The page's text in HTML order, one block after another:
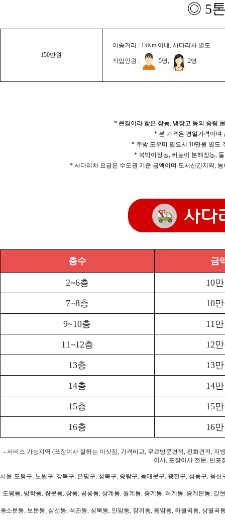
◎ 5
150만원
이송거리 : 15Km 이내, 사다리차 별도
작업인원 : 5명, 2명
* 큰짐이라 함은 장농, 냉장고 등의 중량
* 본 가격은 평일가격이며
* 주방 도우미 필요시 10만원 별도
* 북박이장농, 키높이 분해장농,
* 사다리차 요금은 수도권 기준 금액이며 도서산간지역,
층수 금
2~6층 10
7~8층 10
9~10층 11
11~12층 12
13층 13
14층 14
15층 15
16층 16
- 서비스 가능지역 (포장이사 잘하는 이삿짐, 가격비교, 무료방문견적, 전화견적,
이사, 포장이사 전문, 반포
서울-도봉구, 노원구, 강북구, 은평구, 성북구, 중랑구, 동대문구, 광진구, 성동구, 용
도봉동, 방학동, 쌍문동, 창동, 공릉동, 상계동, 월계동, 중계동, 하계동, 중계본동,
동소문동, 보문동, 삼선동, 석관동, 성북동, 안암동, 장위동, 종암동, 하월곡동, 상월